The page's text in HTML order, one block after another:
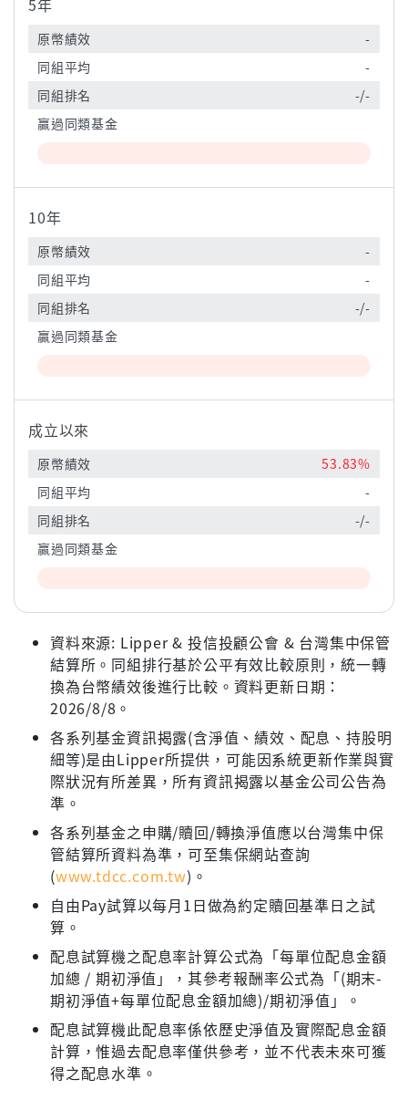
5年
原幣績效
-
同組平均
-
同組排名
-/-
贏過同類基金
10年
原幣績效
-
同組平均
-
同組排名
-/-
贏過同類基金
成立以來
原幣績效
53.83%
同組平均
-
同組排名
-/-
贏過同類基金
資料來源: Lipper & 投信投顧公會 & 台灣集中保管
結算所。同組排行基於公平有效比較原則，統一轉
換為台幣績效後進行比較。資料更新日期：
2026/8/8。
各系列基金資訊揭露(含淨值、績效、配息、持股明
細等)是由Lipper所提供，可能因系統更新作業與實
際狀況有所差異，所有資訊揭露以基金公司公告為
準。
各系列基金之申購/贖回/轉換淨值應以台灣集中保
管結算所資料為準，可至集保網站查詢
(www.tdcc.com.tw)。
自由Pay試算以每月1日做為約定贖回基準日之試
算。
配息試算機之配息率計算公式為「每單位配息金額
加總 / 期初淨值」，其參考報酬率公式為「(期末-
期初淨值+每單位配息金額加總)/期初淨值」。
配息試算機此配息率係依歷史淨值及實際配息金額
計算，惟過去配息率僅供參考，並不代表未來可獲
得之配息水準。